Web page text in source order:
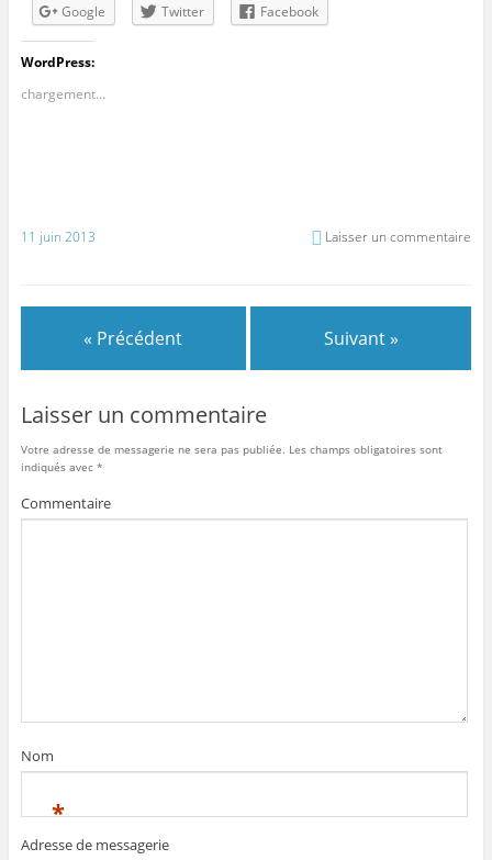
Google
Twitter Facebook
WordPress:
chargement…
11 juin 2013 Laisser un commentaire
« Précédent Suivant »
Laisser un commentaire
Votre adresse de messagerie ne sera pas publiée. Les champs obligatoires sont
indiqués avec *
Commentaire
Nom
*
Adresse de messagerie